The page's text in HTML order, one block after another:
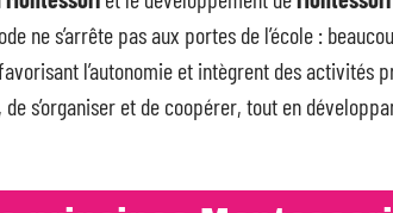
ne s’arrête pas aux portes de l’école :
l’autonomie et intègrent des activités
de s’organiser et de coopérer, tout en